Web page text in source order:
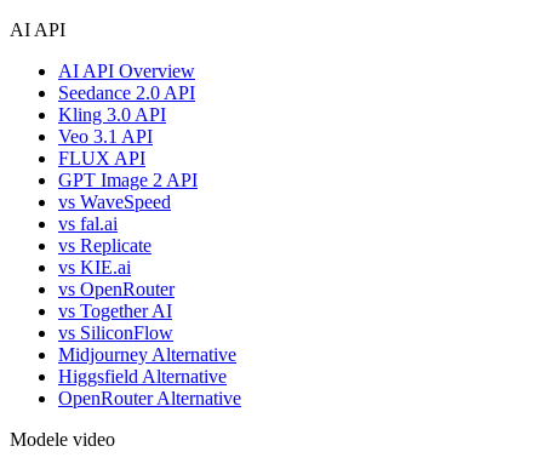
AI API
AI API Overview
Seedance 2.0 API
Kling 3.0 API
Veo 3.1 API
FLUX API
GPT Image 2 API
vs WaveSpeed
vs fal.ai
vs Replicate
vs KIE.ai
vs OpenRouter
vs Together AI
vs SiliconFlow
Midjourney Alternative
Higgsfield Alternative
OpenRouter Alternative
Modele video